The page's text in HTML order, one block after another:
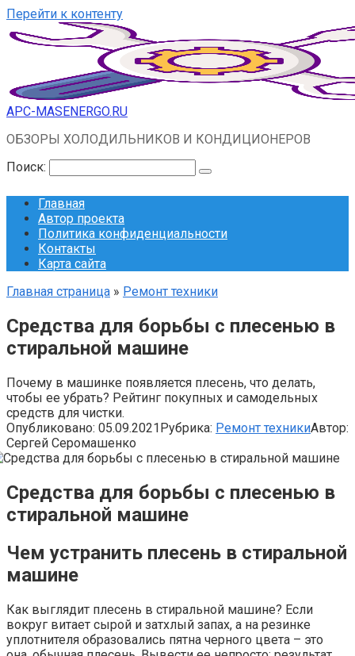
Перейти к контенту
APC-MASENERGO.RU
ОБЗОРЫ ХОЛОДИЛЬНИКОВ И КОНДИЦИОНЕРОВ
Поиск:
Главная
Автор проекта
Политика конфиденциальности
Контакты
Карта сайта
Главная страница » Ремонт техники
Средства для борьбы с плесенью в
стиральной машине
Почему в машинке появляется плесень, что делать,
чтобы ее убрать? Рейтинг покупных и самодельных
средств для чистки.
Опубликовано: 05.09.2021Рубрика: Ремонт техникиАвтор:
Сергей Серомашенко
Средства для борьбы с плесенью в
стиральной машине
Чем устранить плесень в стиральной
машине
Как выглядит плесень в стиральной машине? Если
вокруг витает сырой и затхлый запах, а на резинке
уплотнителя образовались пятна черного цвета – это